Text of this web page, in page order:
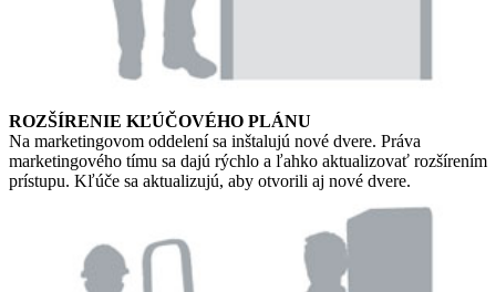
ROZŠÍRENIE KĽÚČOVÉHO PLÁNU
Na marketingovom oddelení sa inštalujú nové dvere. Práva
marketingového tímu sa dajú rýchlo a ľahko aktualizovať rozšírením
prístupu. Kľúče sa aktualizujú, aby otvorili aj nové dvere.